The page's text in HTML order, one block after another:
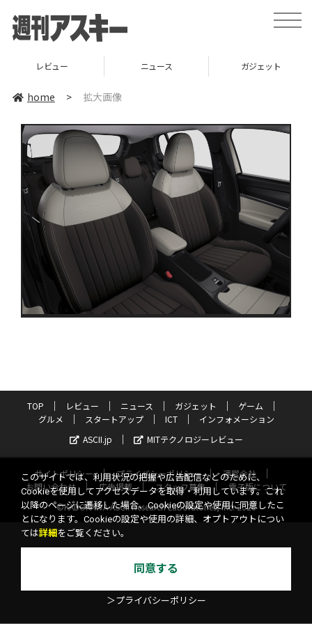
toggle
レビュー ニュース ガジェット
home > 拡大画像
TOP レビュー ニュース ガジェット
ゲーム
グルメ
スタートアップ ICT
インフォメーション
ASCII.jp
MITテクノロジーレビュー
サイトポリシー プライバシーポリシー
運営会社
お問い合わせ
広告掲載 スタッフ募集
電子版について
©KADOKAWA ASCII Research Laboratories, Inc. 2026
このサイトでは、利用状況の把握や広告配信などのために、
Cookieを使用してアクセスデータを取得・利用しています。これ
以降のページに遷移した場合、Cookieの設定や使用に同意したこ
とになります。Cookieの設定や使用の詳細、オプトアウトについ
ては詳細 をご覧ください。
同意する
＞プライバシーポリシー